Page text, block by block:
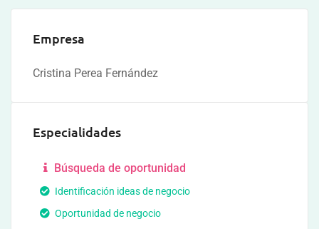
Empresa
Cristina Perea Fernández
Especialidades
Búsqueda de oportunidad
Identificación ideas de negocio
Oportunidad de negocio